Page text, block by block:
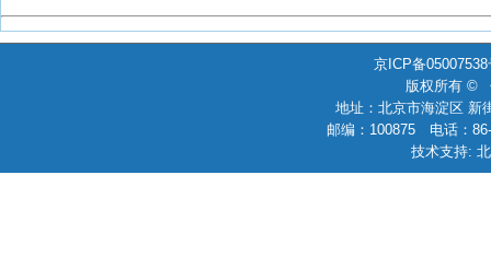
京ICP备
版权所有 ©
地址：北京市海淀区 新
邮编：100875 电话：
技术支持: